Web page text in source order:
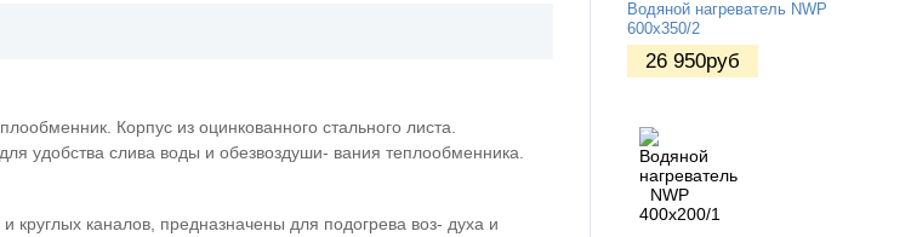
Корпус из оцинкованного стального листа.
удобства слива воды и обезвоздуши- вания теплообменника.
каналов, предназначены для подогрева воз- духа и
Водяной нагреватель NWP
600х350/2
26 950руб